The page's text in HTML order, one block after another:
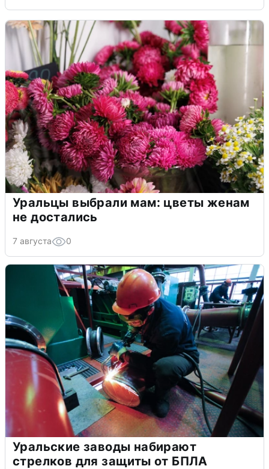
Уральцы выбрали мам: цветы женам
не достались
7 августа 0
Уральские заводы набирают
стрелков для защиты от БПЛА